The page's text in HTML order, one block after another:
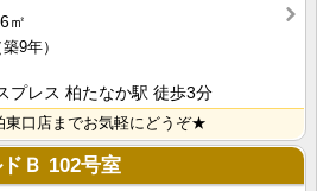
㎡
築9年）
プレス 柏たなか駅 徒歩3分
東口店までお気軽にどうぞ★
Ｂ 102号室